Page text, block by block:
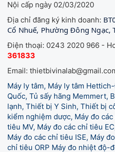
Nội cấp ngày 02/03/2020
Địa chỉ đăng ký kinh doanh:
Cổ Nhuế, Phường Đông Ngạc,
Điện thoại: 0243 2020 966 -
361833
Email:
Máy ly tâm, Máy ly tâm
Quốc, Tủ sấy hãng Memmert,
lạnh, Thiết bị Y Sinh, Thiết bị
kiểm nghiệm dược, Máy đo
tiêu MV, Máy đo các chỉ tiêu
Máy đo các chỉ tiêu ISE, Máy
chỉ tiêu ORP Máy đo nhiệt độ-